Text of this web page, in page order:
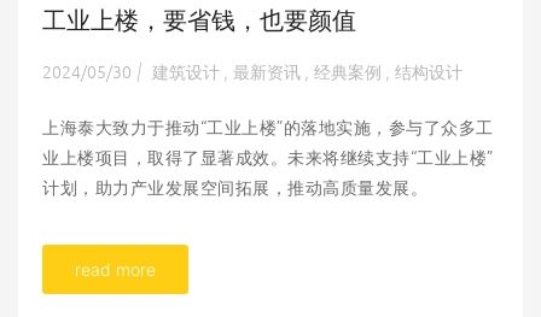
工业上楼，要省钱，也要颜值
2024/05/30 | 建筑设计 最新资讯 经典案例 结构设计
上海泰大致力于推动“工业上楼”的落地实施，参与了众多工
业上楼项目，取得了显著成效。未来将继续支持“工业上楼”
计划，助力产业发展空间拓展，推动高质量发展。
read more